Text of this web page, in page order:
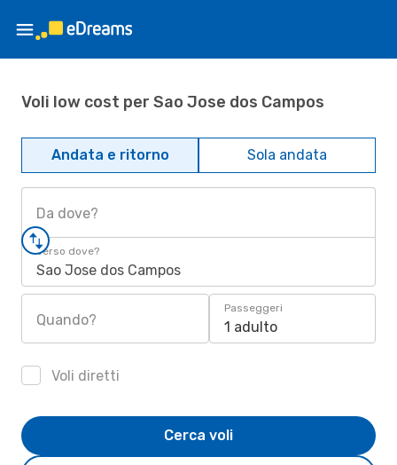
Voli low cost per Sao Jose dos Campos
Andata e ritorno Sola andata
Da dove?
Verso dove?
Sao Jose dos Campos
Quando?
Passeggeri
1 adulto
Voli diretti
Cerca voli